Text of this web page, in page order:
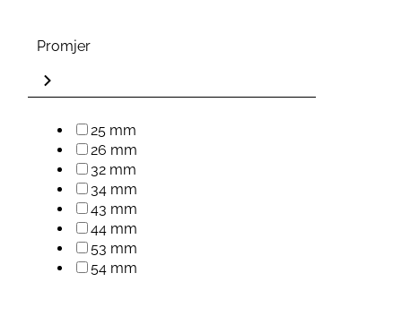
Promjer
25 mm
26 mm
32 mm
34 mm
43 mm
44 mm
53 mm
54 mm